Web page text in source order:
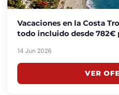
Vacaciones en la Costa
todo incluido desde 782€
14 Jun 2026
VER